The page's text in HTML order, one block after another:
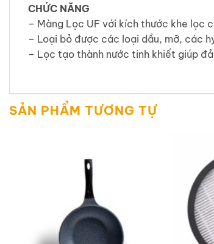
CHỨC NĂNG
– Màng Lọc UF với kích thước khe lọc
– Loại bỏ được các loại dầu, mỡ, các
– Lọc tạo thành nước tinh khiết giúp
SẢN PHẨM TƯƠNG TỰ